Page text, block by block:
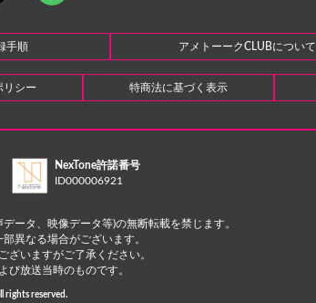
手順 アメトーークCLUBについて
リシー 特商法に基づく表示
NexTone許諾番号
ID000006921
ータ、映像データ等)の無断転載を禁じます。
異なる場合がございます。
ざいますがご了承ください。
び放送当時のものです。
rights reserved.